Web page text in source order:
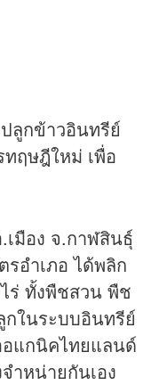
ลูกข้าวอินทรีย์
ฤษฎีใหม่ เพื่อ
มือง จ.กาฬสินธุ์
อำเภอ ได้พลิก
ร่ ทั้งพืชสวน พืช
ในระบบอินทรีย์
อแกนิคไทยแลนด์
ำหน่ายกันเอง